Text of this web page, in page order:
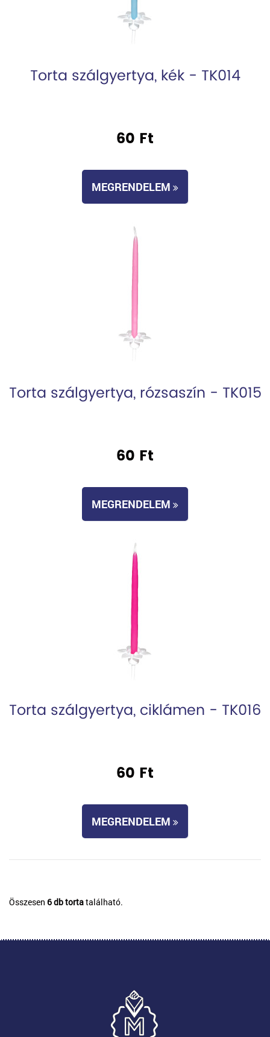
Torta szálgyertya, kék - TK014
60 Ft
MEGRENDELEM
Torta szálgyertya, rózsaszín - TK015
60 Ft
MEGRENDELEM
Torta szálgyertya, ciklámen - TK016
60 Ft
MEGRENDELEM
Összesen 6 db tortatalálható.